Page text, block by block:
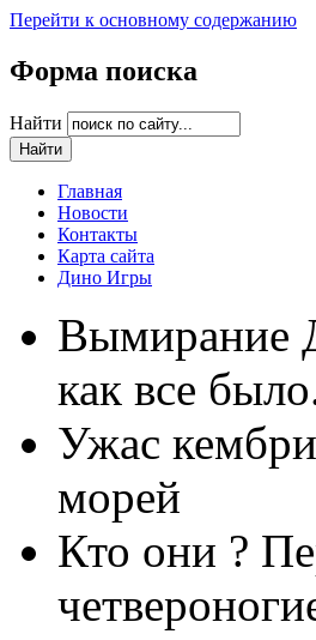
Перейти к основному содержанию
Форма поиска
Найти
Главная
Новости
Контакты
Карта сайта
Дино Игры
Вымирание
как все
Ужас
морей
Кто они ?